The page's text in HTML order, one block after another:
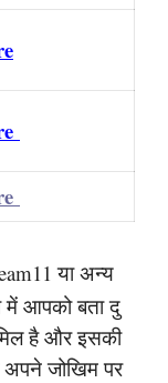
या अन्य
में आपको बता दु
है और इसकी
जोखिम पर